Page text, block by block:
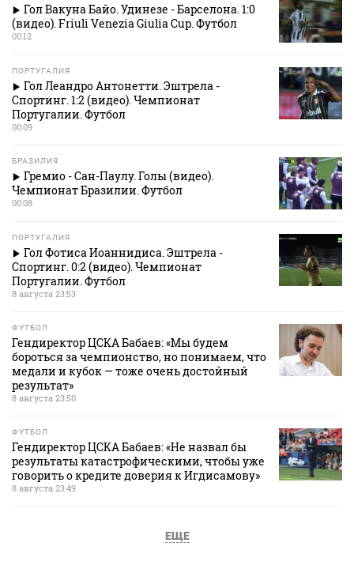
Гол Вакуна Байо. Удинезе - Барселона. 1:0
(видео). Friuli Venezia Giulia Cup. Футбол
00:12
ПОРТУГАЛИЯ
Гол Леандро Антонетти. Эштрела -
Спортинг. 1:2 (видео). Чемпионат
Португалии. Футбол
00:09
БРАЗИЛИЯ
Гремио - Сан-Паулу. Голы (видео).
Чемпионат Бразилии. Футбол
00:08
ПОРТУГАЛИЯ
Гол Фотиса Иоаннидиса. Эштрела -
Спортинг. 0:2 (видео). Чемпионат
Португалии. Футбол
8 августа 23:53
ФУТБОЛ
Гендиректор ЦСКА Бабаев: «Мы будем
бороться за чемпионство, но понимаем, что
медали и кубок — тоже очень достойный
результат»
8 августа 23:50
ФУТБОЛ
Гендиректор ЦСКА Бабаев: «Не назвал бы
результаты катастрофическими, чтобы уже
говорить о кредите доверия к Игдисамову»
8 августа 23:49
ЕЩЕ